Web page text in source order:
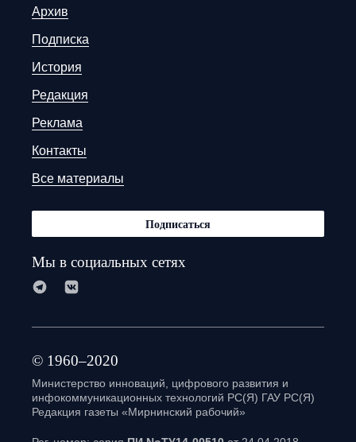
Архив
Подписка
История
Редакция
Реклама
Контакты
Все материалы
Подписаться
Мы в социальных сетях
© 1960–2020
Министерство инноваций, цифрового развития и
инфокоммуникационных технологий РС(Я) ГАУ РС(Я)
Редакция газеты «Мирнинский рабочий»